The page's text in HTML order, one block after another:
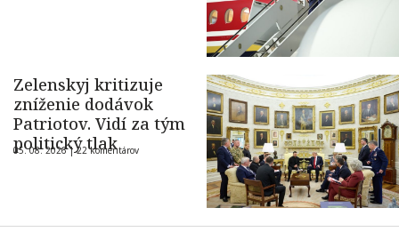
Zelenskyj kritizuje
zníženie dodávok
Patriotov. Vidí za tým
politický tlak
05. 08. 2026 |22 komentárov